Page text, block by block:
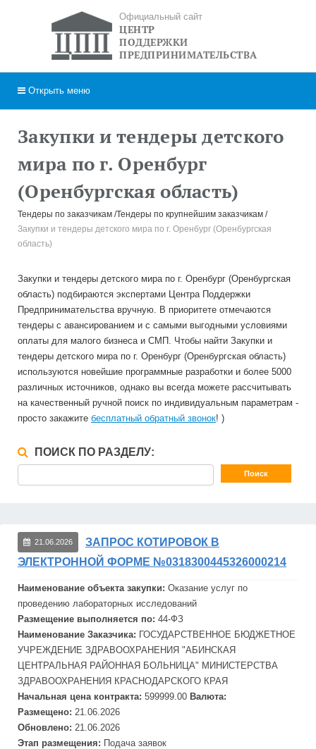
Официальный сайт
ЦЕНТР
ПОДДЕРЖКИ
ПРЕДПРИНИМАТЕЛЬСТВА
Открыть меню
Закупки и тендеры детского
мира по г. Оренбург
(Оренбургская область)
Тендеры по заказчикам Тендеры по крупнейшим заказчикам
Закупки и тендеры детского мира по г. Оренбург (Оренбургская
область)
Закупки и тендеры детского мира по г. Оренбург (Оренбургская
область) подбираются экспертами Центра Поддержки
Предпринимательства вручную. В приоритете отмечаются
тендеры с авансированием и с самыми выгодными условиями
оплаты для малого бизнеса и СМП. Чтобы найти Закупки и
тендеры детского мира по г. Оренбург (Оренбургская область)
используются новейшие программные разработки и более 5000
различных источников, однако вы всегда можете рассчитывать
на качественный ручной поиск по индивидуальным параметрам -
просто закажите бесплатный обратный звонок! )
ПОИСК ПО РАЗДЕЛУ:
21.06.2026
ЗАПРОС КОТИРОВОК В
ЭЛЕКТРОННОЙ ФОРМЕ №0318300445326000214
Наименование объекта закупки: Оказание услуг по
проведению лабораторных исследований
Размещение выполняется по: 44-ФЗ
Наименование Заказчика: ГОСУДАРСТВЕННОЕ БЮДЖЕТНОЕ
УЧРЕЖДЕНИЕ ЗДРАВООХРАНЕНИЯ "АБИНСКАЯ
ЦЕНТРАЛЬНАЯ РАЙОННАЯ БОЛЬНИЦА" МИНИСТЕРСТВА
ЗДРАВООХРАНЕНИЯ КРАСНОДАРСКОГО КРАЯ
Начальная цена контракта: 599999.00 Валюта:
Размещено: 21.06.2026
Обновлено: 21.06.2026
Этап размещения: Подача заявок